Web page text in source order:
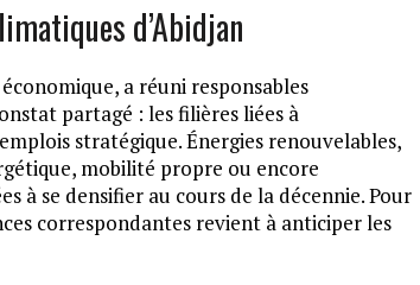
d’Abidjan
a réuni responsables
partagé : les filières liées à
stratégique. Énergies renouvelables,
mobilité propre ou encore
à se densifier au cours de la décennie. Pour
correspondantes revient à anticiper les